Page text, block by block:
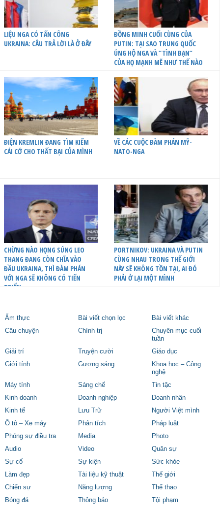
LIỆU NGA CÓ TẤN CÔNG
UKRAINA: CÂU TRẢ LỜI LÀ Ở ĐÂY
ĐỒNG MINH CUỐI CÙNG CỦA
PUTIN: TẠI SAO TRUNG QUỐC
ỦNG HỘ NGA VÀ “TÌNH BẠN”
CỦA HỌ MẠNH MẼ NHƯ THẾ NÀO
ĐIỆN KREMLIN ĐANG TÌM KIẾM
CÁI CỚ CHO THẤT BẠI CỦA MÌNH
VỀ CÁC CUỘC ĐÀM PHÁN MỸ-
NATO-NGA
CHỪNG NÀO HỌNG SÚNG LEO
THANG ĐANG CÒN CHĨA VÀO
ĐẦU UKRAINA, THÌ ĐÀM PHÁN
VỚI NGA SẼ KHÔNG CÓ TIẾN
TRIỂN
PORTNIKOV: UKRAINA VÀ PUTIN
CÙNG NHAU TRONG THẾ GIỚI
NÀY SẼ KHÔNG TỒN TẠI, AI ĐÓ
PHẢI Ở LẠI MỘT MÌNH
Ẩm thực Bài viết chọn lọc
Bài viết khác
Câu chuyện
Chính trị
Chuyên mục cuối
tuần
Giải trí
Truyện cười
Giáo dục
Giới tính
Gương sáng
Khoa học – Công
nghệ
Máy tính
Sáng chế
Tin tặc
Kinh doanh
Doanh nghiệp
Doanh nhân
Kinh tế
Lưu Trữ
Người Việt mình
Ô tô – Xe máy
Phân tích
Pháp luật
Phóng sự điều tra
Media
Photo
Audio
Video
Quân sự
Sự cố
Sự kiện
Sức khỏe
Làm đẹp
Tài liệu kỹ thuật
Thế giới
Chiến sự
Năng lượng
Thể thao
Bóng đá
Thông báo Tội phạm